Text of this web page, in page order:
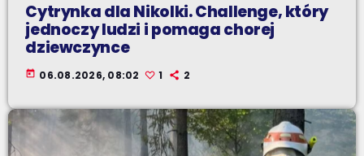
Cytrynka dla Nikolki. Challenge, który
jednoczy ludzi i pomaga chorej
dziewczynce
today 06.08.2026, 08:02 1 2